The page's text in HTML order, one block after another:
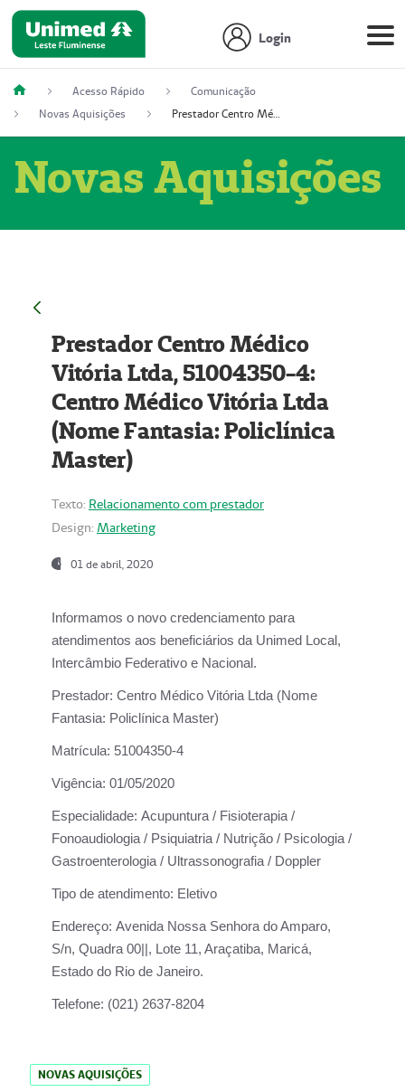
Login
Acesso Rápido
Comunicação
Novas Aquisições
Prestador Centro Médico Vitória Ltda, 51004350-4: Centro Médico Vitória Ltda (Nome Fantasia: Policlínica Master)
Novas Aquisições
Prestador Centro Médico
Vitória Ltda, 51004350-4:
Centro Médico Vitória Ltda
(Nome Fantasia: Policlínica
Master)
Texto: Relacionamento com prestador
Design: Marketing
01 de abril, 2020
Informamos o novo credenciamento para
atendimentos aos beneficiários da Unimed Local,
Intercâmbio Federativo e Nacional.
Prestador: Centro Médico Vitória Ltda (Nome
Fantasia: Policlínica Master)
Matrícula: 51004350-4
Vigência: 01/05/2020
Especialidade: Acupuntura / Fisioterapia /
Fonoaudiologia / Psiquiatria / Nutrição / Psicologia /
Gastroenterologia / Ultrassonografia / Doppler
Tipo de atendimento: Eletivo
Endereço: Avenida Nossa Senhora do Amparo,
S/n, Quadra 00||, Lote 11, Araçatiba, Maricá,
Estado do Rio de Janeiro.
Telefone: (021) 2637-8204
NOVAS AQUISIÇÕES